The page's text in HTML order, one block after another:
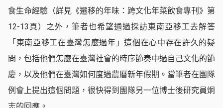
食生命經驗（詳見《遷移的年味：跨文化年菜飲食專刊》第
12-13頁）之外，筆者也希望通過採訪東南亞移工去解答
「東南亞移工在臺灣怎麼過年」這個在心中存在許久的疑
問，包括他們怎麼在臺灣社會的時序節奏中過自己文化的節
慶，以及他們在臺灣如何度過農曆新年假期。當筆者在團隊
例會上提出這個問題，很快得到團隊另一位博士後研究員炯